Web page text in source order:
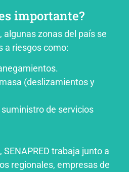
importante?
algunas zonas del país se
a riesgos como:
(deslizamientos y
de servicios
trabaja junto a
regionales, empresas de